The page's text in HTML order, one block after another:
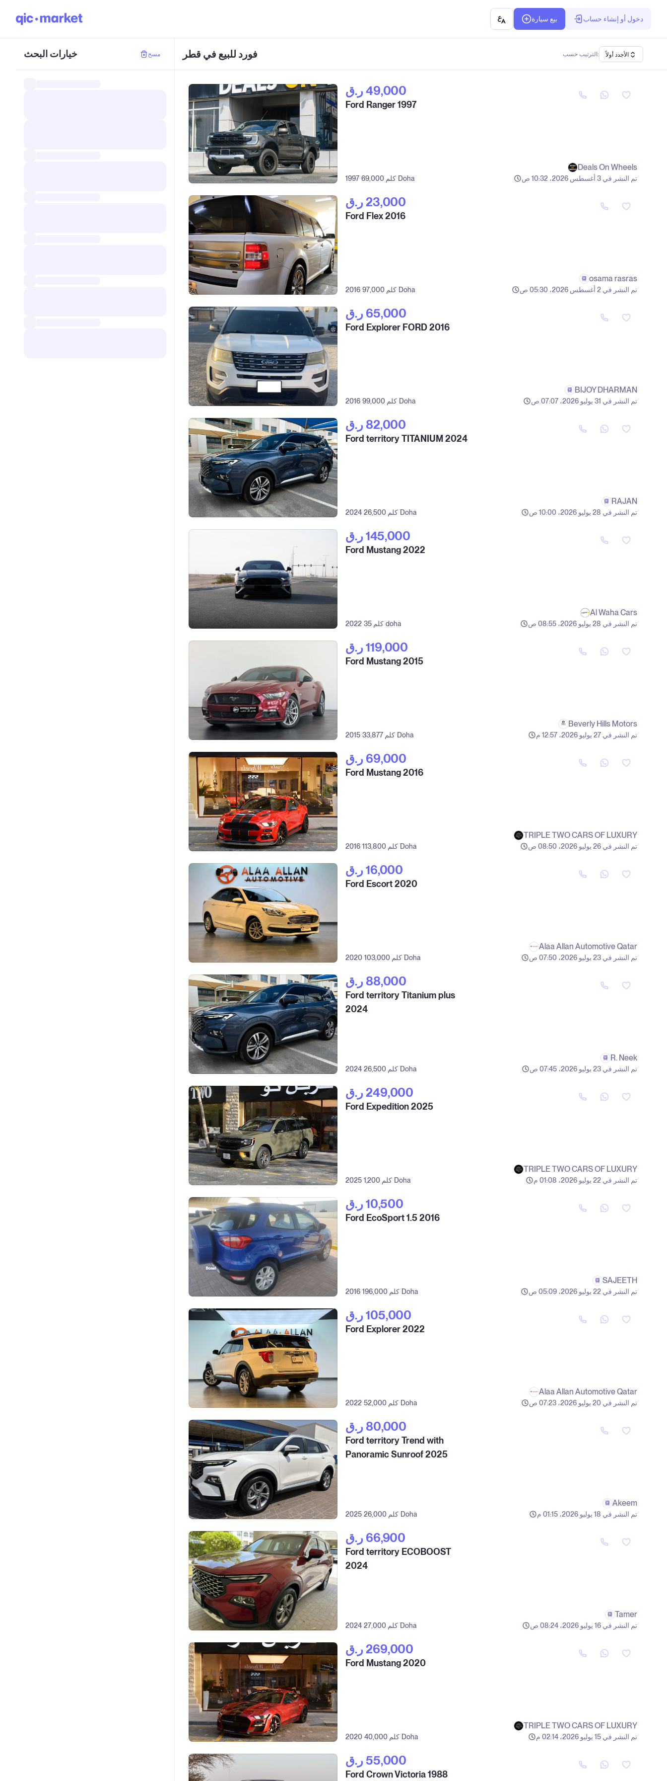
بيع سيارة دخول أو إنشاء حساب
خيارات البحث مسح فورد للبيع في قطر الترتيب حسب: الأجدد أولاً
ر.ق‎ 49,000
Ford Ranger 1997
1997 69,000 كلم Doha
Deals On Wheels
تم النشر في 3 أغسطس 2026، 10:32 ص
ر.ق‎ 23,000
Ford Flex 2016
2016 97,000 كلم Doha
osama rasras
تم النشر في 2 أغسطس 2026، 05:30 ص
ر.ق‎ 65,000
Ford Explorer FORD 2016
2016 99,000 كلم Doha
BIJOY DHARMAN
تم النشر في 31 يوليو 2026، 07:07 ص
ر.ق‎ 82,000
Ford territory TITANIUM 2024
2024 26,500 كلم Doha
RAJAN
تم النشر في 28 يوليو 2026، 10:00 ص
ر.ق‎ 145,000
Ford Mustang 2022
2022 35 كلم doha
Al Waha Cars
تم النشر في 28 يوليو 2026، 08:55 ص
ر.ق‎ 119,000
Ford Mustang 2015
2015 33,877 كلم Doha
Beverly Hills Motors
تم النشر في 27 يوليو 2026، 12:57 م
ر.ق‎ 69,000
Ford Mustang 2016
2016 113,800 كلم Doha
TRIPLE TWO CARS OF LUXURY
تم النشر في 26 يوليو 2026، 08:50 ص
ر.ق‎ 16,000
Ford Escort 2020
2020 103,000 كلم Doha
Alaa Allan Automotive Qatar
تم النشر في 23 يوليو 2026، 07:50 ص
ر.ق‎ 88,000
Ford territory Titanium plus
2024
2024 26,500 كلم Doha
R. Neek
تم النشر في 23 يوليو 2026، 07:45 ص
ر.ق‎ 249,000
Ford Expedition 2025
2025 1,200 كلم Doha
TRIPLE TWO CARS OF LUXURY
تم النشر في 22 يوليو 2026، 01:08 م
ر.ق‎ 10,500
Ford EcoSport 1.5 2016
2016 196,000 كلم Doha
SAJEETH
تم النشر في 22 يوليو 2026، 05:09 ص
ر.ق‎ 105,000
Ford Explorer 2022
2022 52,000 كلم Doha
Alaa Allan Automotive Qatar
تم النشر في 20 يوليو 2026، 07:23 ص
ر.ق‎ 80,000
Ford territory Trend with
Panoramic Sunroof 2025
2025 26,000 كلم Doha
Akeem
تم النشر في 18 يوليو 2026، 01:15 م
ر.ق‎ 66,900
Ford territory ECOBOOST
2024
2024 27,000 كلم Doha
Tamer
تم النشر في 16 يوليو 2026، 08:24 ص
ر.ق‎ 269,000
Ford Mustang 2020
2020 40,000 كلم Doha
TRIPLE TWO CARS OF LUXURY
تم النشر في 15 يوليو 2026، 02:14 م
ر.ق‎ 55,000
Ford Crown Victoria 1988